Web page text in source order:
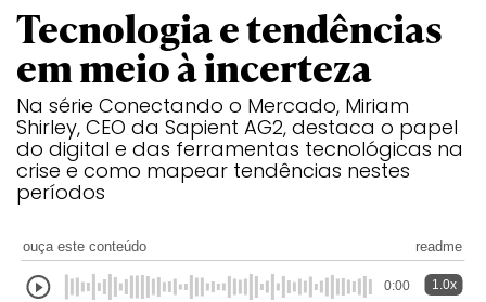
Tecnologia e tendências
em meio à incerteza
Na série Conectando o Mercado, Miriam
Shirley, CEO da Sapient AG2, destaca o papel
do digital e das ferramentas tecnológicas na
crise e como mapear tendências nestes
períodos
ouça este conteúdo readme
0:00 1.0x